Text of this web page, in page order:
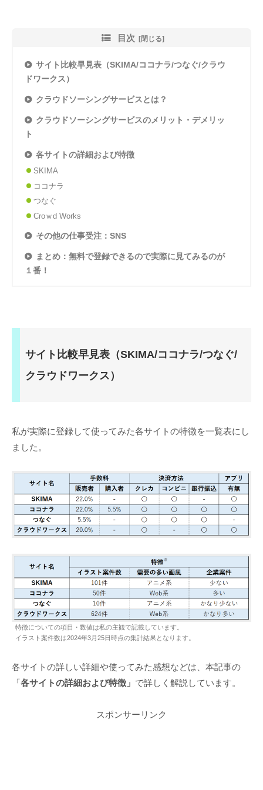
目次
サイト比較早見表（SKIMA/ココナラ/つなぐ/クラウ
ドワークス）
クラウドソーシングサービスとは？
クラウドソーシングサービスのメリット・デメリッ
ト
各サイトの詳細および特徴
SKIMA
ココナラ
つなぐ
Croｗd Works
その他の仕事受注：SNS
まとめ：無料で登録できるので実際に見てみるのが
１番！
サイト比較早見表（SKIMA/ココナラ/つなぐ/
クラウドワークス）
私が実際に登録して使ってみた各サイトの特徴を一覧表にし
ました。
特徴についての項目・数値は私の主観で記載しています。
イラスト案件数は2024年3月25日時点の集計結果となります。
各サイトの詳しい詳細や使ってみた感想などは、本記事の
「各サイトの詳細および特徴」 で詳しく解説しています。
スポンサーリンク